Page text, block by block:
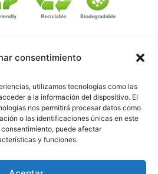
consentimiento
utilizamos tecnologías como las
a la información del dispositivo. El
nos permitirá procesar datos como
o las identificaciones únicas en este
puede afectar
y funciones.
Innovapack · Diseño e implementación
y publicación:
blog: conten.blog